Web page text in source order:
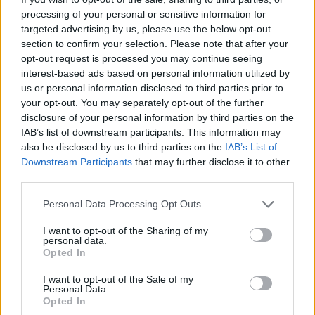
processing of your personal or sensitive information for
targeted advertising by us, please use the below opt-out
section to confirm your selection. Please note that after your
opt-out request is processed you may continue seeing
interest-based ads based on personal information utilized by
us or personal information disclosed to third parties prior to
your opt-out. You may separately opt-out of the further
disclosure of your personal information by third parties on the
IAB’s list of downstream participants. This information may
also be disclosed by us to third parties on the IAB’s List of
Downstream Participants that may further disclose it to other
Please note that this website/app uses one or more Google
not limited to your visit or usage behaviour. You may click to
grant or deny consent to Google and its third-party tags to
use your data for below specified purposes in below Google
consent section.
Personal Data Processing Opt Outs
I want to opt-out of the Sharing of my
personal data.
Opted In
I want to opt-out of the Sale of my
Personal Data.
Opted In
Jön még kép!
A győri Bercsényi ligetben április 23-án fajult egy
szóváltás kettős gyilkossággá.
Fotó: Krizsán Csaba / MTI